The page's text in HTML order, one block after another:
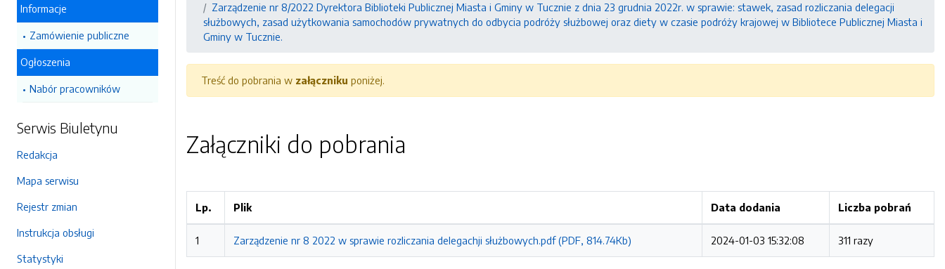
Informacje
Zamówienie publiczne
Ogłoszenia
Nabór pracowników
Serwis Biuletynu
Redakcja
Mapa serwisu
Rejestr zmian
Instrukcja obsługi
Statystyki
Zarządzenie nr 8/2022 Dyrektora Biblioteki Publicznej Miasta i Gminy w Tucznie z dnia 23 grudnia 2022r. w sprawie: stawek, zasad rozliczania delegacji
służbowych, zasad użytkowania samochodów prywatnych do odbycia podróży służbowej oraz diety w czasie podróży krajowej w Bibliotece Publicznej Miasta i
Gminy w Tucznie.
Treść do pobrania w załączniku poniżej.
Załączniki do pobrania
Lp. Plik Data dodania Liczba pobrań
1 Zarządzenie nr 8 2022 w sprawie rozliczania delegachji służbowych.pdf (PDF, 814.74Kb) 2024-01-03 15:32:08 311 razy